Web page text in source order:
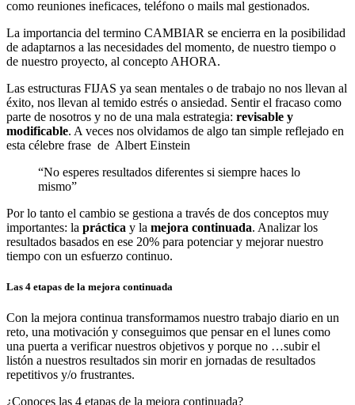
como reuniones ineficaces, teléfono o mails mal gestionados.
La importancia del termino CAMBIAR se encierra en la posibilidad
de adaptarnos a las necesidades del momento, de nuestro tiempo o
de nuestro proyecto, al concepto AHORA.
Las estructuras FIJAS ya sean mentales o de trabajo no nos llevan al
éxito, nos llevan al temido estrés o ansiedad. Sentir el fracaso como
parte de nosotros y no de una mala estrategia: revisable y
modificable. A veces nos olvidamos de algo tan simple reflejado en
esta célebre frase de Albert Einstein
“No esperes resultados diferentes si siempre haces lo
mismo”
Por lo tanto el cambio se gestiona a través de dos conceptos muy
importantes: la práctica y la mejora continuada. Analizar los
resultados basados en ese 20% para potenciar y mejorar nuestro
tiempo con un esfuerzo continuo.
Las 4 etapas de la mejora continuada
Con la mejora continua transformamos nuestro trabajo diario en un
reto, una motivación y conseguimos que pensar en el lunes como
una puerta a verificar nuestros objetivos y porque no …subir el
listón a nuestros resultados sin morir en jornadas de resultados
repetitivos y/o frustrantes.
¿Conoces las 4 etapas de la mejora continuada?